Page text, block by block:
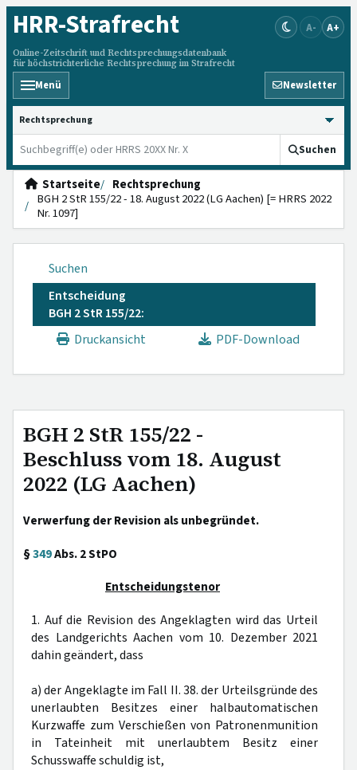
HRR-Strafrecht
Online-Zeitschrift und Rechtsprechungsdatenbank
für höchstrichterliche Rechtsprechung im Strafrecht
A- A+
Menü Newsletter
HRRS durchsuchen
Suchen
Startseite
Rechtsprechung
BGH 2 StR 155/22 - 18. August 2022 (LG Aachen) [= HRRS 2022
Nr. 1097]
Suchen
Entscheidung
BGH 2 StR 155/22:
Druckansicht
PDF-Download
BGH 2 StR 155/22 -
Beschluss vom 18. August
2022 (LG Aachen)
Verwerfung der Revision als unbegründet.
§349Abs. 2 StPO
Entscheidungstenor
1. Auf die Revision des Angeklagten wird das Urteil
des Landgerichts Aachen vom 10. Dezember 2021
dahin geändert, dass
a) der Angeklagte im Fall II. 38. der Urteilsgründe des
unerlaubten Besitzes einer halbautomatischen
Kurzwaffe zum Verschießen von Patronenmunition
in Tateinheit mit unerlaubtem Besitz einer
Schusswaffe schuldig ist,